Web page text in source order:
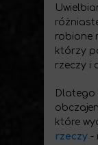
robione
którzy
rzeczy i
Dlatego
które
rzeczy -